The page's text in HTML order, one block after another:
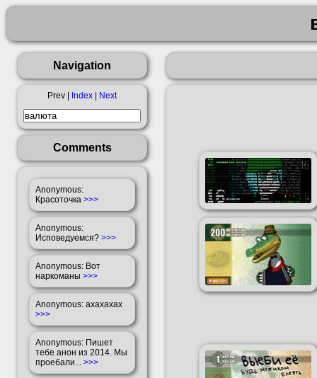
Navigation
Prev | Index Next
Comments
Anonymous:
Красоточка >>>
Anonymous:
Исповедуемся? >>>
Anonymous: Вот
наркоманы >>>
Anonymous: ахахахах
>>>
Anonymous: Пишет
тебе анон из 2014. Мы
проебали... >>>